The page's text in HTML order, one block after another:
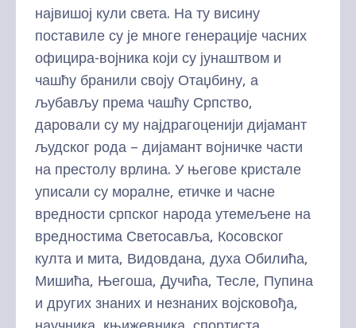
највишој кули света. На ту висину
поставиле су је многе генерације часних
официра-војника који су јунаштвом и
чашћу бранили своју Отаџбину, а
љубављу према чашћу Српство,
даровали су му најдрагоценији дијамант
људског рода – дијамант војничке части
на престолу врлина. У његове кристале
уписали су моралне, етичке и часне
вредности српског народа утемељене на
вредностима Светосавља, Косовског
култа и мита, Видовдана, духа Обилића,
Мишића, Његоша, Дучића, Тесле, Пупина
и других знаних и незнаних војсковођа,